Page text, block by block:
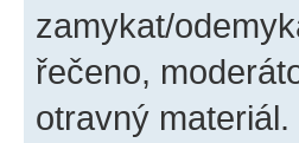
zamykat/
řečeno,
otravný materiál.